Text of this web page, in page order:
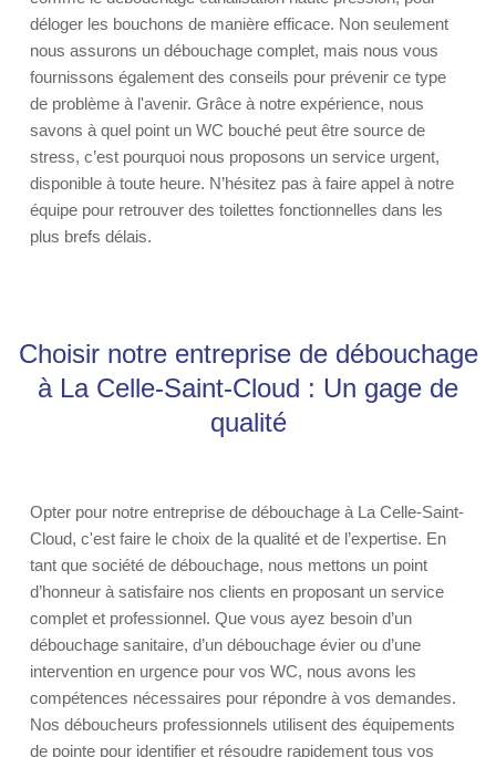
déloger les bouchons de manière efficace. Non seulement
nous assurons un débouchage complet, mais nous vous
fournissons également des conseils pour prévenir ce type
de problème à l'avenir. Grâce à notre expérience, nous
savons à quel point un WC bouché peut être source de
stress, c’est pourquoi nous proposons un service urgent,
disponible à toute heure. N’hésitez pas à faire appel à notre
équipe pour retrouver des toilettes fonctionnelles dans les
plus brefs délais.
Choisir notre entreprise de débouchage
à La Celle-Saint-Cloud : Un gage de
qualité
Opter pour notre entreprise de débouchage à La Celle-Saint-
Cloud, c'est faire le choix de la qualité et de l’expertise. En
tant que société de débouchage, nous mettons un point
d’honneur à satisfaire nos clients en proposant un service
complet et professionnel. Que vous ayez besoin d’un
débouchage sanitaire, d’un débouchage évier ou d’une
intervention en urgence pour vos WC, nous avons les
compétences nécessaires pour répondre à vos demandes.
Nos déboucheurs professionnels utilisent des équipements
de pointe pour identifier et résoudre rapidement tous vos